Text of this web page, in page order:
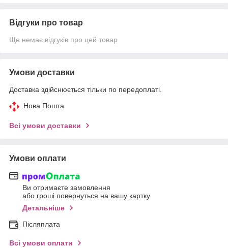
Відгуки про товар
Ще немає відгуків про цей товар
Умови доставки
Доставка здійснюється тільки по передоплаті.
Нова Пошта
Всі умови доставки
Умови оплати
Ви отримаєте замовлення
або гроші повернуться на вашу картку
Детальніше
Післяплата
Всі умови оплати